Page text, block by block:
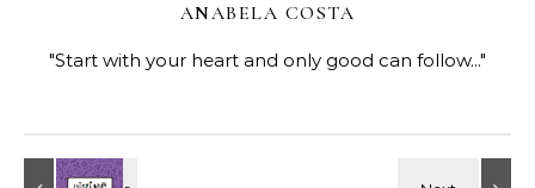
ANABELA COSTA
"Start with your heart and only good can follow..."